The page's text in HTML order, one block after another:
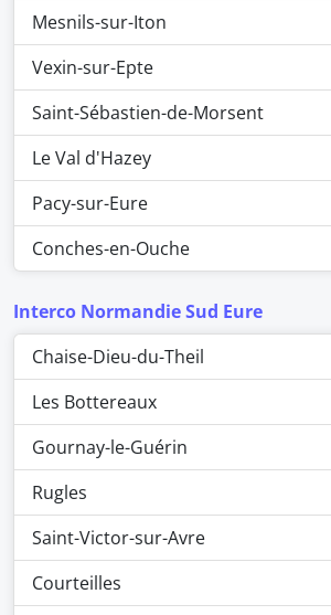
Mesnils-sur-Iton
Vexin-sur-Epte
Saint-Sébastien-de-Morsent
Le Val d'Hazey
Pacy-sur-Eure
Conches-en-Ouche
Interco Normandie Sud Eure
Chaise-Dieu-du-Theil
Les Bottereaux
Gournay-le-Guérin
Rugles
Saint-Victor-sur-Avre
Courteilles